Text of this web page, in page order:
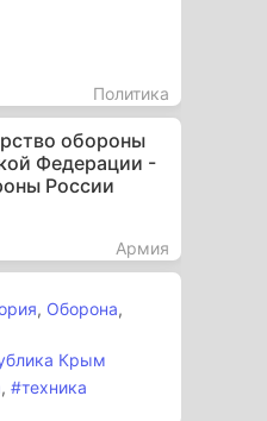
Политика
обороны
Федерации -
России
Армия
, Оборона,
Крым
,#техника